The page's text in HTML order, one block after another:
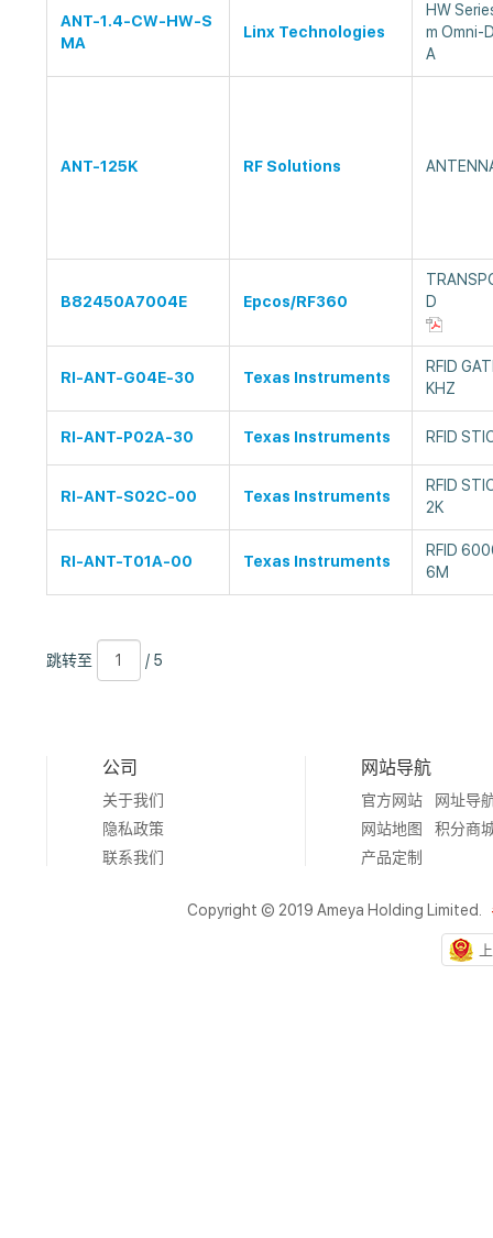
ANT-1.4-CW-HW-S
MA
Linx Technologies
HW
m Omni-
A
ANT-125K RF Solutions
B82450A7004E Epcos/RF360
D
RI-ANT-G04E-30 Texas Instruments
RFID
KHZ
RI-ANT-P02A-30 Texas Instruments RFID
RI-ANT-S02C-00 Texas Instruments
RFID
2K
RI-ANT-T01A-00 Texas Instruments
RFID
6M
跳
转
跳转至
5
/ 5
公司
关于我们
隐私政策
联系我们
网站导航
官方网站
网址导
网站地图
积分商
产品定制
Copyright © 2019 Ameya Holding Limited.